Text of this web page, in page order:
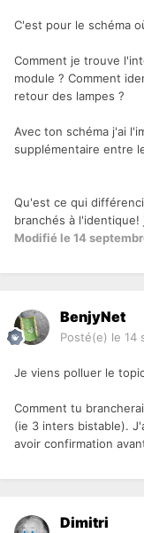
C'est pour le schéma
Comment je trouve
module ? Comment
retour des lampes ?
Avec ton schéma j'ai
supplémentaire entre
Qu'est ce qui
branchés à
Modifié le 14
BenjyNet
Posté(e) le 14
Je viens polluer le
Comment tu
(ie 3 inters bistable).
avoir confirmation
Dimitri